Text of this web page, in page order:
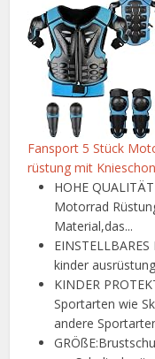
Fansport 5 Stück
rüstung mit
HOHE
Motorrad
Material,das...
kinder
KINDER
Sportarten wie
andere